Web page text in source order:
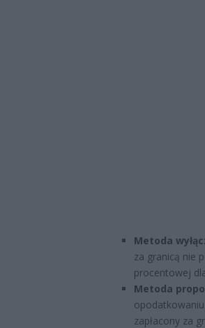
Metoda
za granicą nie
procentowej
Metoda
zapłacony za